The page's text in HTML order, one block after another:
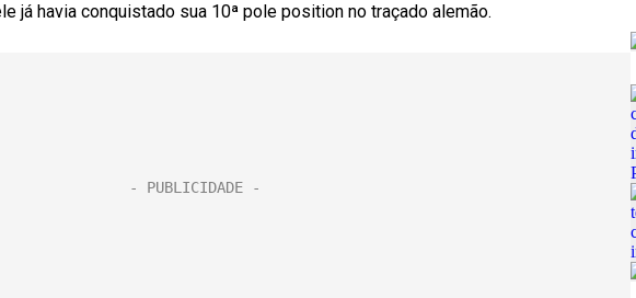
já havia conquistado sua 10ª pole position no traçado alemão.